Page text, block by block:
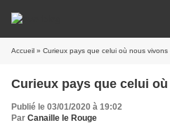
Accueil » Curieux pays que celui où nous
Curieux pays que celui
Publié le 03/01/2020 à 19:02
Par Canaille le Rouge